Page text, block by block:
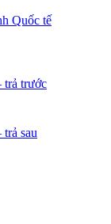
Quốc tế
trả trước
trả sau